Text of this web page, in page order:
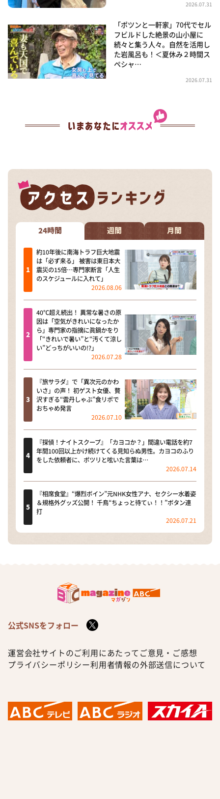
2026.07.31
「ポツンと一軒家」70代でセル
フビルドした絶景の山小屋に
続々と集う人々。自然を活用し
た岩風呂も！＜夏休み２時間ス
ペシャ…
2026.07.31
24時間 週間 月間
約10年後に南海トラフ巨大地震
は「必ず来る」 被害は東日本大
震災の15倍…専門家断言「人生
のスケジュールに入れて」
2026.08.06
40℃超え続出！ 異常な暑さの原
因は「空気がきれいになったか
ら」専門家の指摘に眞鍋かをり
「“きれいで暑い”と“汚くて涼し
い”どっちがいいの!?」
2026.07.28
『旅サラダ』で「異次元のかわ
いさ」の声！ 初ゲスト女優、贅
沢すぎる“雲丹しゃぶ”食リポで
おちゃめ発言
2026.07.10
『探偵！ナイトスクープ』「カヨコか？」間違い電話を約7
年間100回以上かけ続けてくる見知らぬ男性。カヨコのふり
をした依頼者に、ポツリと呟いた言葉は…
2026.07.14
『相席食堂』“爆烈ボイン”元NHK女性アナ、セクシー水着姿
＆規格外グッズ公開！ 千鳥“ちょっと待てぃ！！”ボタン連
打
2026.07.21
公式SNSをフォロー
運営会社サイトのご利用にあたって ご意見・ご感想
プライバシーポリシー利用者情報の外部送信について